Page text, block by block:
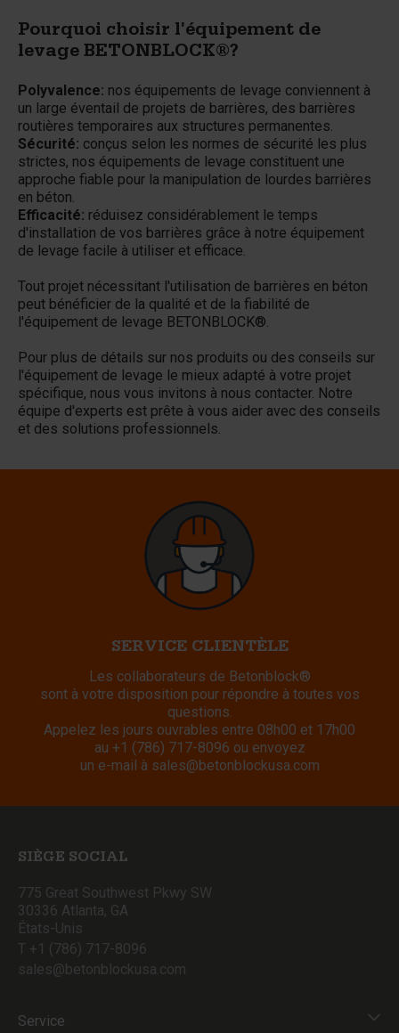
Pourquoi choisir l'équipement de
levage BETONBLOCK®?
Polyvalence: nos équipements de levage conviennent à
un large éventail de projets de barrières, des barrières
routières temporaires aux structures permanentes.
Sécurité: conçus selon les normes de sécurité les plus
strictes, nos équipements de levage constituent une
approche fiable pour la manipulation de lourdes barrières
en béton.
Efficacité: réduisez considérablement le temps
d'installation de vos barrières grâce à notre équipement
de levage facile à utiliser et efficace.
Tout projet nécessitant l'utilisation de barrières en béton
peut bénéficier de la qualité et de la fiabilité de
l'équipement de levage BETONBLOCK®.
Pour plus de détails sur nos produits ou des conseils sur
l'équipement de levage le mieux adapté à votre projet
spécifique, nous vous invitons à nous contacter. Notre
équipe d'experts est prête à vous aider avec des conseils
et des solutions professionnels.
SERVICE CLIENTÈLE
Les collaborateurs de Betonblock®
sont à votre disposition pour répondre à toutes vos
questions.
Appelez les jours ouvrables entre 08h00 et 17h00
au +1 (786) 717-8096 ou envoyez
un e-mail à sales@betonblockusa.com
SIÈGE SOCIAL
775 Great Southwest Pkwy SW
30336 Atlanta, GA
États-Unis
T +1 (786) 717-8096
sales@betonblockusa.com
Service